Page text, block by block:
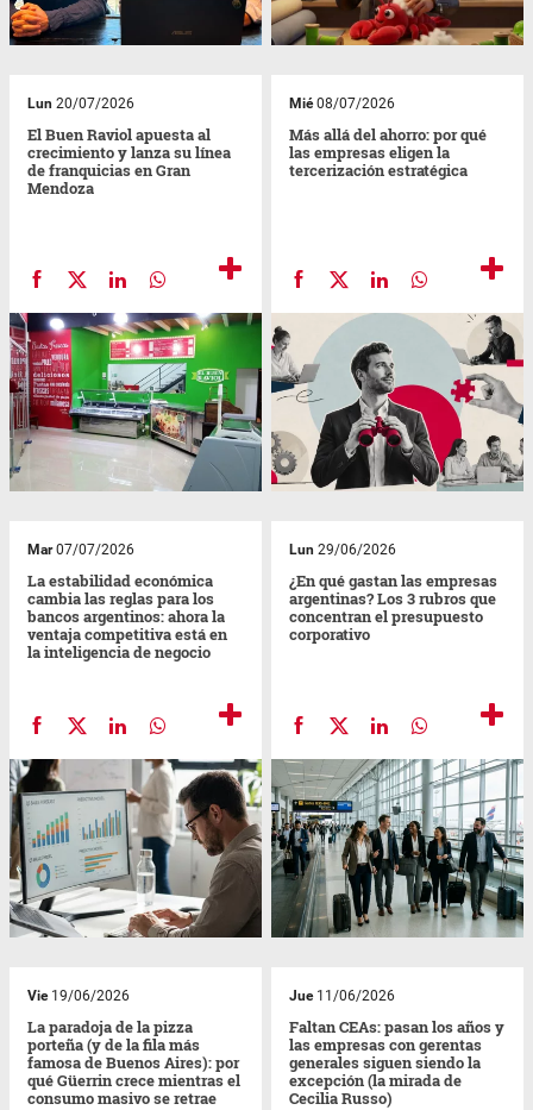
Lun 20/07/2026
El Buen Raviol apuesta al
crecimiento y lanza su línea
de franquicias en Gran
Mendoza
Mié08/07/2026
Más allá del ahorro: por qué
las empresas eligen la
tercerización estratégica
Mar07/07/2026
La estabilidad económica
cambia las reglas para los
bancos argentinos: ahora la
ventaja competitiva está en
la inteligencia de negocio
Lun 29/06/2026
¿En qué gastan las empresas
argentinas? Los 3 rubros que
concentran el presupuesto
corporativo
Vie19/06/2026
La paradoja de la pizza
porteña (y de la fila más
famosa de Buenos Aires): por
qué Güerrin crece mientras el
consumo masivo se retrae
Jue11/06/2026
Faltan CEAs: pasan los años y
las empresas con gerentas
generales siguen siendo la
excepción (la mirada de
Cecilia Russo)